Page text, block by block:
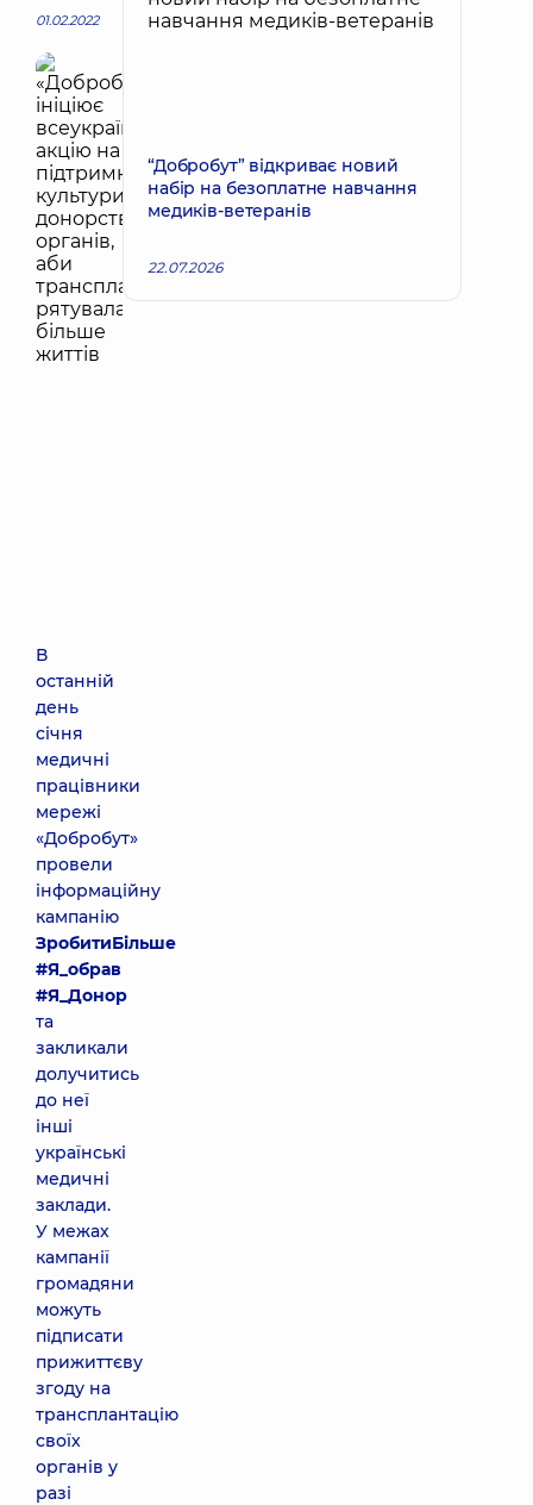
01.02.2022
В
останній
день
січня
медичні
працівники
мережі
«Добробут»
провели
інформаційну
кампанію
ЗробитиБільше
#Я_обрав
#Я_Донор
та
закликали
долучитись
до неї
інші
українські
медичні
заклади.
У межах
кампанії
громадяни
можуть
підписати
прижиттєву
згоду на
трансплантацію
своїх
органів у
разі
“Добробут” відкриває новий
набір на безоплатне навчання
медиків-ветеранів
22.07.2026